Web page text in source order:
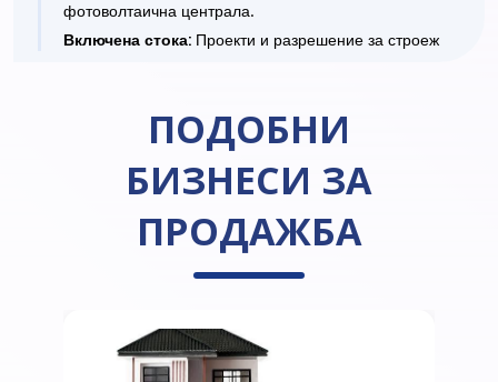
фотоволтаична централа.
Включена стока: Проекти и разрешение за строеж
ПОДОБНИ
БИЗНЕСИ ЗА
ПРОДАЖБА